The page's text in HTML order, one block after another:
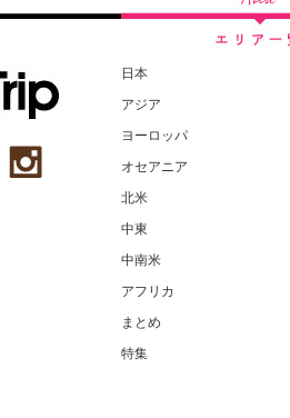
日本
アジア
ヨーロッパ
オセアニア
北米
中東
中南米
アフリカ
まとめ
特集